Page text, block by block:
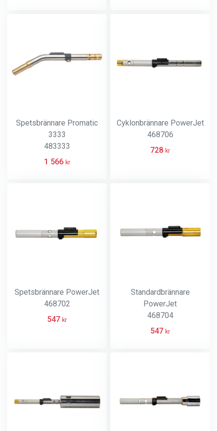
Spetsbrännare Promatic
3333
483333
1 566 kr
Cyklonbrännare PowerJet
468706
728 kr
Spetsbrännare PowerJet
468702
547 kr
Standardbrännare
PowerJet
468704
547 kr